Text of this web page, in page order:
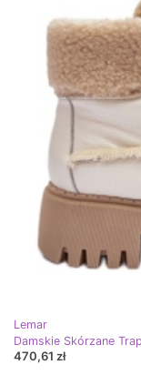
Lemar
Damskie Skórzane
470,61 zł